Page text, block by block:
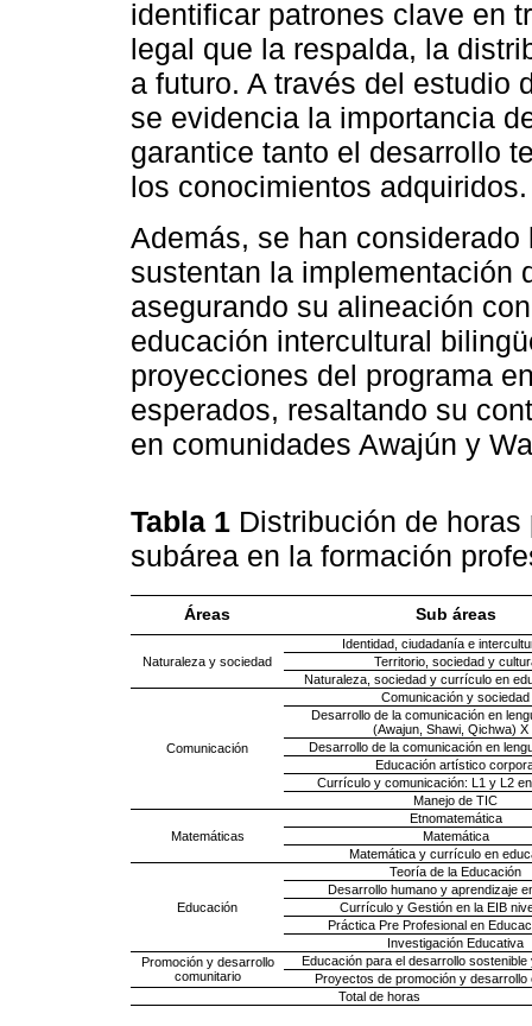
identificar patrones clave en
legal que la respalda, la
a futuro. A través del estudio
se evidencia la importancia
garantice tanto el desarrollo
los conocimientos adquiridos.
Además, se han
sustentan la implementación
asegurando su alineación
educación intercultural
proyecciones del programa
esperados, resaltando su
en comunidades Awajún y
Tabla 1 Distribución de
subárea en la formación
Áreas Sub áreas
Naturaleza y sociedad
Identidad, ciudadanía e
Territorio, sociedad y
Naturaleza, sociedad y currículo en
Comunicación
Comunicación y sociedad
Desarrollo de la comunicación en
(Awajun, Shawi, Qichwa) X
Desarrollo de la comunicación en
Educación artístico
Currículo y comunicación: L1 y L2
Manejo de TIC
Matemáticas
Etnomatemática
Matemática
Matemática y currículo en
Educación
Teoría de la Educación
Desarrollo humano y aprendizaje
Currículo y Gestión en la EIB
Práctica Pre Profesional en
Investigación Educativa
Promoción y desarrollo
comunitario
Educación para el desarrollo sostenible
Proyectos de promoción y desarrollo
Total de horas